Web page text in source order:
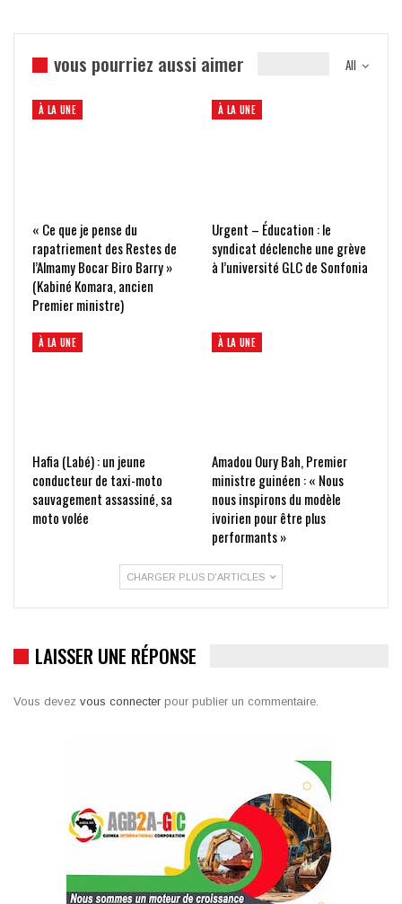
All
vous pourriez aussi aimer
À LA UNE
« Ce que je pense du
rapatriement des Restes de
l’Almamy Bocar Biro Barry »
(Kabiné Komara, ancien
Premier ministre)
À LA UNE
Urgent – Éducation : le
syndicat déclenche une grève
à l’université GLC de Sonfonia
À LA UNE
Hafia (Labé) : un jeune
conducteur de taxi-moto
sauvagement assassiné, sa
moto volée
À LA UNE
Amadou Oury Bah, Premier
ministre guinéen : « Nous
nous inspirons du modèle
ivoirien pour être plus
performants »
CHARGER PLUS D'ARTICLES
LAISSER UNE RÉPONSE
Vous devez vous connecter pour publier un commentaire.